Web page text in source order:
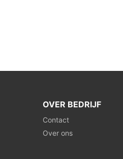
OVER BEDRIJF
Contact
Over ons